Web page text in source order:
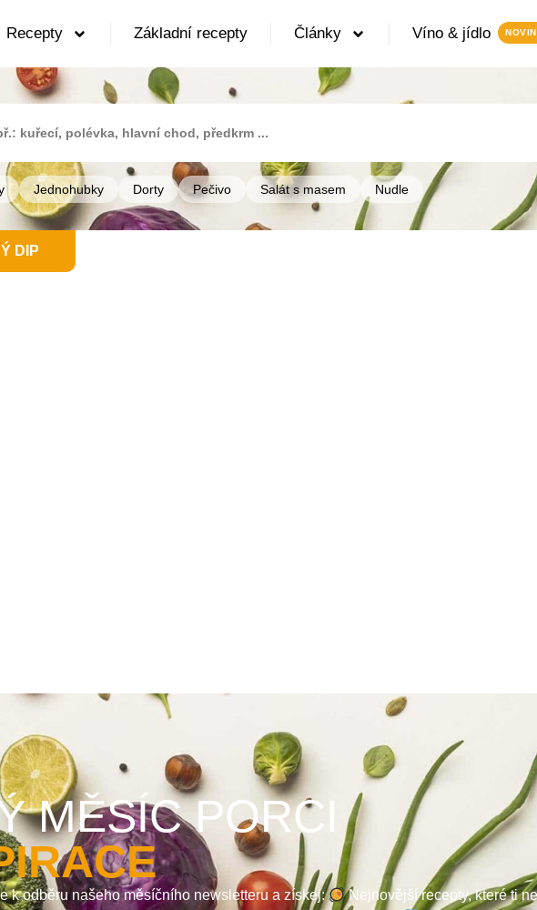
Recepty Základní recepty Články Víno & jídlo
Jednohubky Dorty Pečivo Salát s masem Nudle
DIP
MĚSÍC PORCI
k odběru našeho měsíčního newsletteru a získej: Nejnovější recepty, které ti